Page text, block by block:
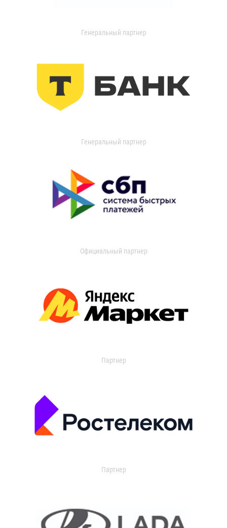
Генеральный партнер
Генеральный партнер
Официальный партнер
Партнер
Партнер